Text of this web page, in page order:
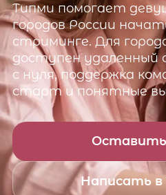
Типмипомогает
городов России
стриминге. Для
доступен удаленный
с нуля, поддержка
старт и понятные
Оставить
Написать в